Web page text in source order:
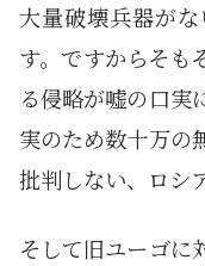
大量破壊兵器が
す。ですからそも
る侵略が嘘の口実
実のため数十万の
批判しない、ロシ
そして旧ユーゴに